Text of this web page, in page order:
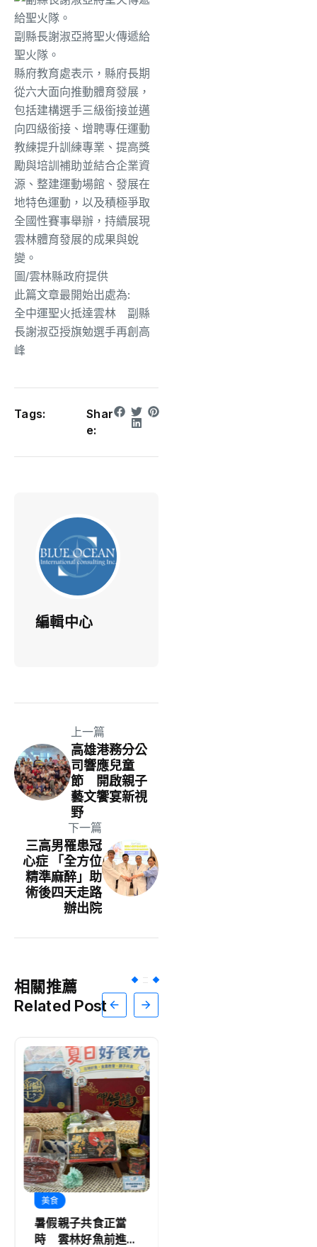
副縣長謝淑亞將聖火傳遞給
聖火隊。
縣府教育處表示，縣府長期
從六大面向推動體育發展，
包括建構選手三級銜接並邁
向四級銜接、增聘專任運動
教練提升訓練專業、提高獎
勵與培訓補助並結合企業資
源、整建運動場館、發展在
地特色運動，以及積極爭取
全國性賽事舉辦，持續展現
雲林體育發展的成果與蛻
變。
圖/雲林縣政府提供
此篇文章最開始出處為:
全中運聖火抵達雲林 副縣
長謝淑亞授旗勉選手再創高
峰
Tags:
Shar
e:
編輯中心
上一篇
高雄港務分公
司響應兒童
節 開啟親子
藝文饗宴新視
野
下一篇
三高男罹患冠
心症 「全方位
精準麻醉」助
術後四天走路
辦出院
相關推薦
Related Post
美食
暑假親子共食正當
時 雲林好魚前進花